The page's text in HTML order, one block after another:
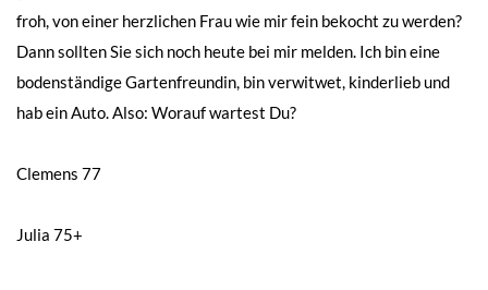
froh, von einer herzlichen Frau wie mir fein bekocht zu werden?
Dann sollten Sie sich noch heute bei mir melden. Ich bin eine
bodenständige Gartenfreundin, bin verwitwet, kinderlieb und
hab ein Auto. Also: Worauf wartest Du?
Beitragsnavigation
Clemens 77
Julia 75+